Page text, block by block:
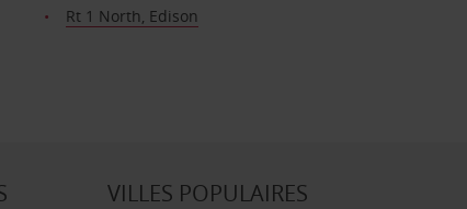
Rt 1 North, Edison
VILLES POPULAIRES